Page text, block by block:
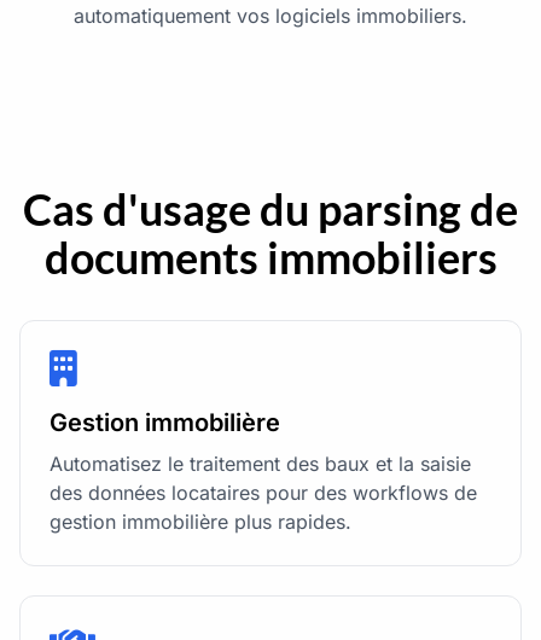
automatiquement vos logiciels immobiliers.
Cas d'usage du parsing de
documents immobiliers
Gestion immobilière
Automatisez le traitement des baux et la saisie
des données locataires pour des workflows de
gestion immobilière plus rapides.